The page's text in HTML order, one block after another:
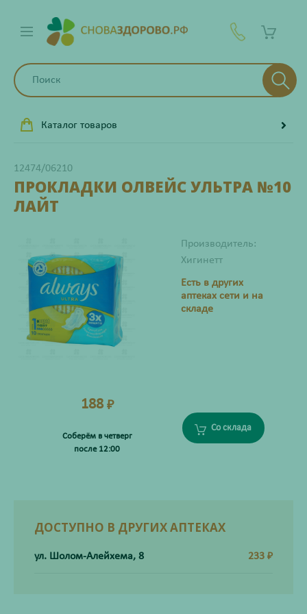
Каталог товаров
12474/06210
ПРОКЛАДКИ ОЛВЕЙС УЛЬТРА №10
ЛАЙТ
Производитель:
Хигинетт
Есть в других
аптеках сети и на
складе
188 ₽
Соберём в четверг
после 12:00
Со склада
ДОСТУПНО В ДРУГИХ АПТЕКАХ
ул. Шолом-Алейхема, 8 233 ₽